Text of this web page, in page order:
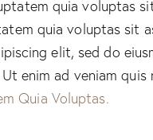
quia voluptas
quia voluptas sit
elit, sed do
enim ad veniam
Quia Voluptas.